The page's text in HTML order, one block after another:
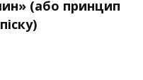
(або принцип